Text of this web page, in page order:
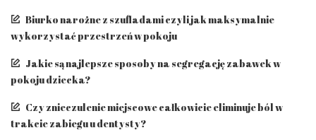
Biurko narożne z szufladami czyli jak maksymalnie
wykorzystać przestrzeń w pokoju
Jakie są najlepsze sposoby na segregację zabawek w
pokoju dziecka?
Czy znieczulenie miejscowe całkowicie eliminuje ból w
trakcie zabiegu u dentysty?